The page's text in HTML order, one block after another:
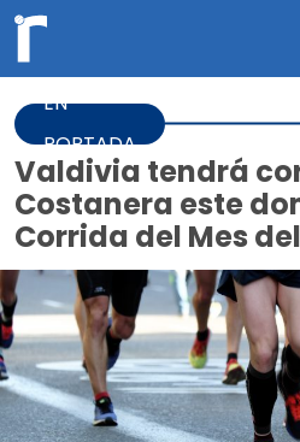
EN
PORTADA
Valdivia tendrá
Costanera este
Corrida del Mes